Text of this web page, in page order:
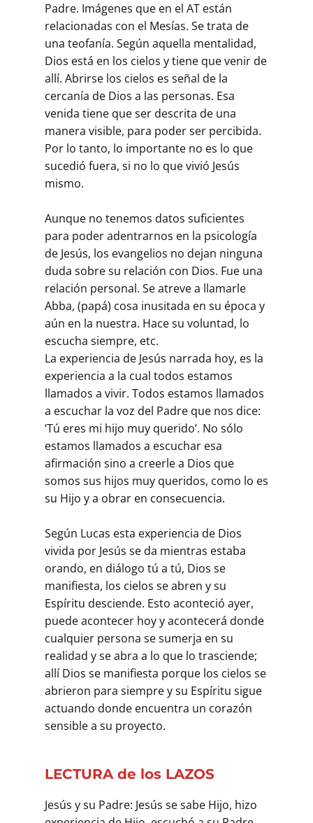
Padre. Imágenes que en el AT están
relacionadas con el Mesías. Se trata de
una teofanía. Según aquella mentalidad,
Dios está en los cielos y tiene que venir de
allí. Abrirse los cielos es señal de la
cercanía de Dios a las personas. Esa
venida tiene que ser descrita de una
manera visible, para poder ser percibida.
Por lo tanto, lo importante no es lo que
sucedió fuera, si no lo que vivió Jesús
mismo.
Aunque no tenemos datos suficientes
para poder adentrarnos en la psicología
de Jesús, los evangelios no dejan ninguna
duda sobre su relación con Dios. Fue una
relación personal. Se atreve a llamarle
Abba, (papá) cosa inusitada en su época y
aún en la nuestra. Hace su voluntad, lo
escucha siempre, etc.
La experiencia de Jesús narrada hoy, es la
experiencia a la cual todos estamos
llamados a vivir. Todos estamos llamados
a escuchar la voz del Padre que nos dice:
‘Tú eres mi hijo muy querido’. No sólo
estamos llamados a escuchar esa
afirmación sino a creerle a Dios que
somos sus hijos muy queridos, como lo es
su Hijo y a obrar en consecuencia.
Según Lucas esta experiencia de Dios
vivida por Jesús se da mientras estaba
orando, en diálogo tú a tú, Dios se
manifiesta, los cielos se abren y su
Espíritu desciende. Esto aconteció ayer,
puede acontecer hoy y acontecerá donde
cualquier persona se sumerja en su
realidad y se abra a lo que lo trasciende;
allí Dios se manifiesta porque los cielos se
abrieron para siempre y su Espíritu sigue
actuando donde encuentra un corazón
sensible a su proyecto.
LECTURA de los LAZOS
Jesús y su Padre: Jesús se sabe Hijo, hizo